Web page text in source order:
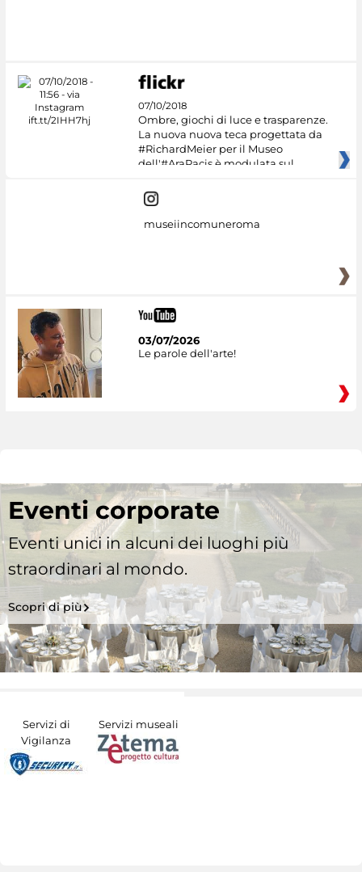
07/10/2018
Ombre, giochi di luce e trasparenze.
La nuova nuova teca progettata da
#RichardMeier per il Museo
dell'#AraPacis è modulata sul
museiincomuneroma
03/07/2026
Le parole dell'arte!
Eventi corporate
Eventi unici in alcuni dei luoghi più
straordinari al mondo.
Scopri di più
Servizi di
Vigilanza
Servizi museali